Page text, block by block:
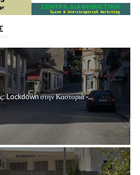
Lockdown στην Καστοριά -...